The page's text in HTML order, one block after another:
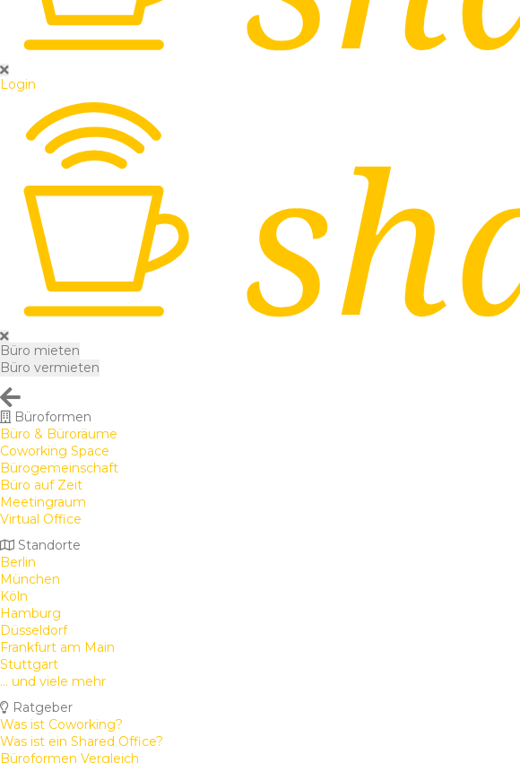
Login
Büro mieten
Büro vermieten
Büroformen
Büro & Büroräume
Coworking Space
Bürogemeinschaft
Büro auf Zeit
Meetingraum
Virtual Office
Standorte
Berlin
München
Köln
Hamburg
Düsseldorf
Frankfurt am Main
Stuttgart
... und viele mehr
Ratgeber
Was ist Coworking?
Was ist ein Shared Office?
Büroformen Vergleich